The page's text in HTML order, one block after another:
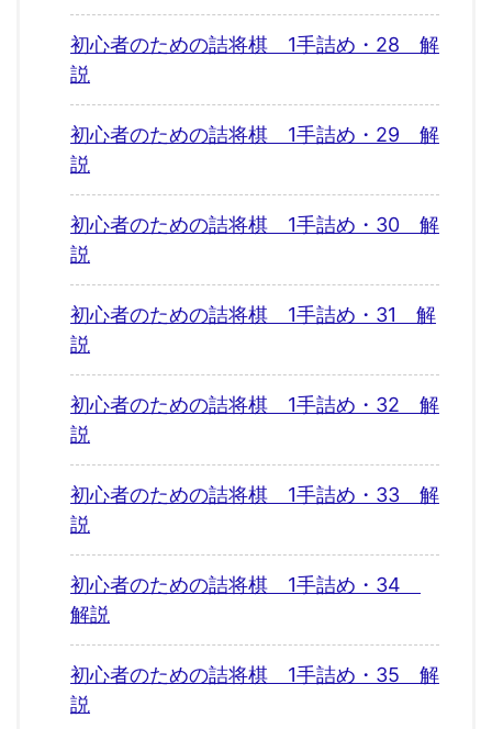
初心者のための詰将棋 1手詰め・28 解
説
初心者のための詰将棋 1手詰め・29 解
説
初心者のための詰将棋 1手詰め・30 解
説
初心者のための詰将棋 1手詰め・31 解
説
初心者のための詰将棋 1手詰め・32 解
説
初心者のための詰将棋 1手詰め・33 解
説
初心者のための詰将棋 1手詰め・34
解説
初心者のための詰将棋 1手詰め・35 解
説